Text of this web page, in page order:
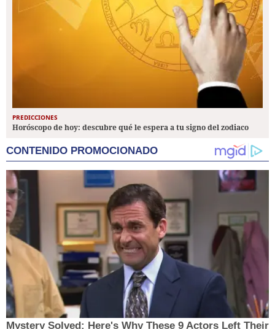
PREDICCIONES
Horóscopo de hoy: descubre qué le espera a tu signo del zodiaco
CONTENIDO PROMOCIONADO
Mystery Solved: Here's Why These 9 Actors Left Their